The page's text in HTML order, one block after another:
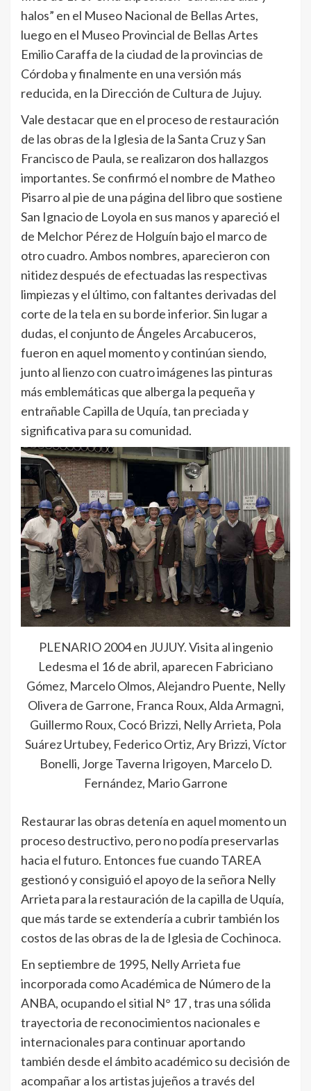
halos” en el Museo Nacional de Bellas Artes,
luego en el Museo Provincial de Bellas Artes
Emilio Caraffa de la ciudad de la provincias de
Córdoba y finalmente en una versión más
reducida, en la Dirección de Cultura de Jujuy.
Vale destacar que en el proceso de restauración
de las obras de la Iglesia de la Santa Cruz y San
Francisco de Paula, se realizaron dos hallazgos
importantes. Se confirmó el nombre de Matheo
Pisarro al pie de una página del libro que sostiene
San Ignacio de Loyola en sus manos y apareció el
de Melchor Pérez de Holguín bajo el marco de
otro cuadro. Ambos nombres, aparecieron con
nitidez después de efectuadas las respectivas
limpiezas y el último, con faltantes derivadas del
corte de la tela en su borde inferior. Sin lugar a
dudas, el conjunto de Ángeles Arcabuceros,
fueron en aquel momento y continúan siendo,
junto al lienzo con cuatro imágenes las pinturas
más emblemáticas que alberga la pequeña y
entrañable Capilla de Uquía, tan preciada y
significativa para su comunidad.
PLENARIO 2004 en JUJUY. Visita al ingenio
Ledesma el 16 de abril, aparecen Fabriciano
Gómez, Marcelo Olmos, Alejandro Puente, Nelly
Olivera de Garrone, Franca Roux, Alda Armagni,
Guillermo Roux, Cocó Brizzi, Nelly Arrieta, Pola
Suárez Urtubey, Federico Ortiz, Ary Brizzi, Víctor
Bonelli, Jorge Taverna Irigoyen, Marcelo D.
Fernández, Mario Garrone
Restaurar las obras detenía en aquel momento un
proceso destructivo, pero no podía preservarlas
hacia el futuro. Entonces fue cuando TAREA
gestionó y consiguió el apoyo de la señora Nelly
Arrieta para la restauración de la capilla de Uquía,
que más tarde se extendería a cubrir también los
costos de las obras de la de Iglesia de Cochinoca.
En septiembre de 1995, Nelly Arrieta fue
incorporada como Académica de Número de la
ANBA, ocupando el sitial N° 17 , tras una sólida
trayectoria de reconocimientos nacionales e
internacionales para continuar aportando
también desde el ámbito académico su decisión de
acompañar a los artistas jujeños a través del